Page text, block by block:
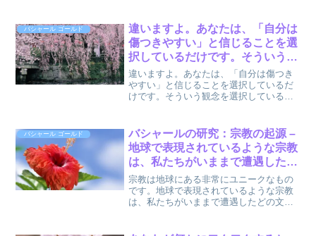
バシャール ゴールド
違いますよ。あなたは、「自分は
傷つきやすい」と信じることを選
択しているだけです。そういう観
念を選択しているのです。 : バシ
ャール ゴールドより
違いますよ。あなたは、「自分は傷つき
やすい」と信じることを選択しているだ
けです。そういう観念を選択しているの
カ) (著), 関野直行 (翻訳)『BASHAR
GOL...
バシャール ゴールド
バシャールの研究：宗教の起源 –
地球で表現されているような宗教
は、私たちがいままで遭遇したど
の文明にもありませんでした。 :
バシャール ゴールドより
宗教は地球にある非常にユニークなもの
です。地球で表現されているような宗教
は、私たちがいままで遭遇したどの文明